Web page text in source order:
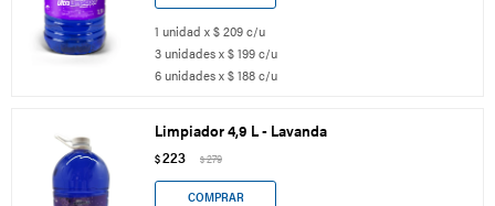
1 unidad x $ 209 c/u
3 unidades x $ 199 c/u
6 unidades x $ 188 c/u
Limpiador 4,9 L - Lavanda
$223 $279